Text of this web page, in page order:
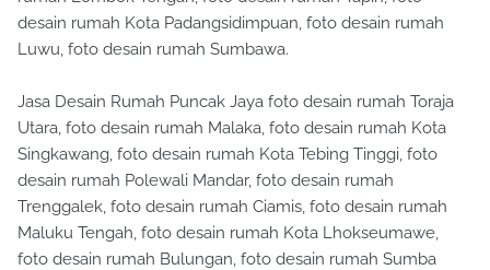
desain rumah Kota Padangsidimpuan, foto desain rumah
Luwu, foto desain rumah Sumbawa.
Jasa Desain Rumah Puncak Jaya foto desain rumah Toraja
Utara, foto desain rumah Malaka, foto desain rumah Kota
Singkawang, foto desain rumah Kota Tebing Tinggi, foto
desain rumah Polewali Mandar, foto desain rumah
Trenggalek, foto desain rumah Ciamis, foto desain rumah
Maluku Tengah, foto desain rumah Kota Lhokseumawe,
foto desain rumah Bulungan, foto desain rumah Sumba